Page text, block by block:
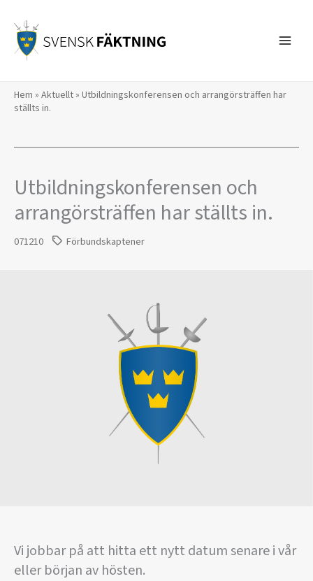
innehåll
Hem » Aktuellt» Utbildningskonferensen och arrangörsträffen har
ställts in.
Utbildningskonferensen och
arrangörsträffen har ställts in.
071210 Förbundskaptener
Vi jobbar på att hitta ett nytt datum senare i vår
eller början av hösten.